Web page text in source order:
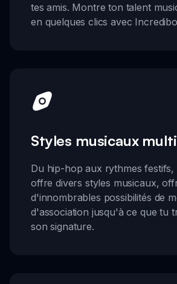
tes amis. Montre ton talent
en quelques clics avec
Styles musicaux
Du hip-hop aux rythmes festifs,
offre divers styles musicaux,
d'innombrables possibilités de
d'association jusqu'à ce que tu
son signature.